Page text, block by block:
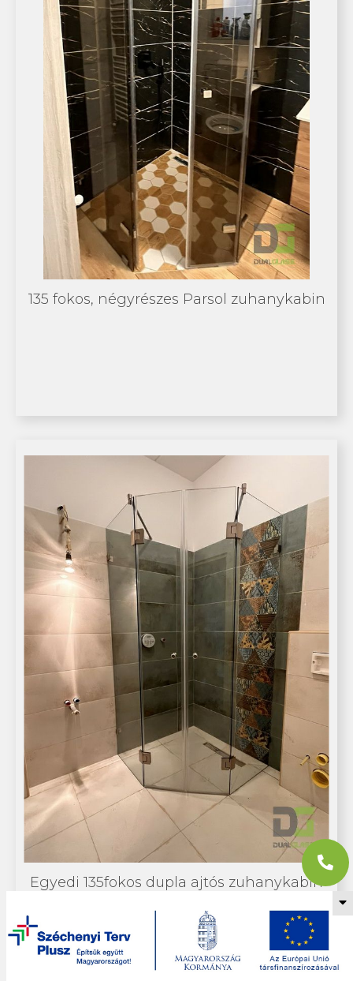
135 fokos, négyrészes Parsol zuhanykabin
Egyedi 135fokos dupla ajtós zuhanykabin